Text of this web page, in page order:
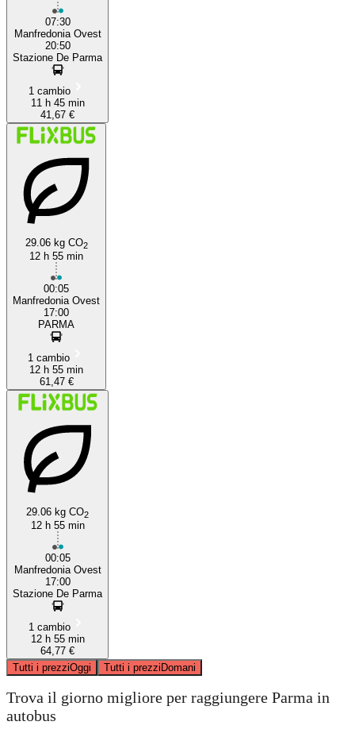
07:30
Manfredonia Ovest
20:50
Stazione De Parma
1 cambio
11 h 45 min
41,67 €
29.06 kg CO2
12 h 55 min
00:05
Manfredonia Ovest
17:00
PARMA
1 cambio
12 h 55 min
61,47 €
29.06 kg CO2
12 h 55 min
00:05
Manfredonia Ovest
17:00
Stazione De Parma
1 cambio
12 h 55 min
64,77 €
Tutti i prezziOggi Tutti i prezziDomani
Trova il giorno migliore per raggiungere Parma in
autobus